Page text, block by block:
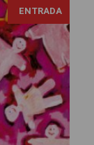
ENTRADA